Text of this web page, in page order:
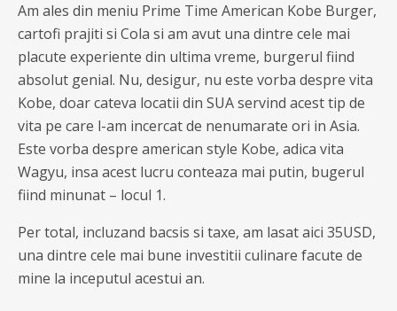
Am ales din meniu Prime Time American Kobe Burger,
cartofi prajiti si Cola si am avut una dintre cele mai
placute experiente din ultima vreme, burgerul fiind
absolut genial. Nu, desigur, nu este vorba despre vita
Kobe, doar cateva locatii din SUA servind acest tip de
vita pe care l-am incercat de nenumarate ori in Asia.
Este vorba despre american style Kobe, adica vita
Wagyu, insa acest lucru conteaza mai putin, bugerul
fiind minunat – locul 1.
Per total, incluzand bacsis si taxe, am lasat aici 35USD,
una dintre cele mai bune investitii culinare facute de
mine la inceputul acestui an.